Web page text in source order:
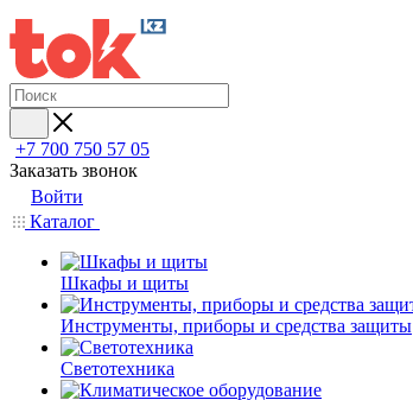
+7 700 750 57 05
Заказать звонок
Войти
Каталог
Шкафы и щиты
Инструменты, приборы и средства защиты
Светотехника